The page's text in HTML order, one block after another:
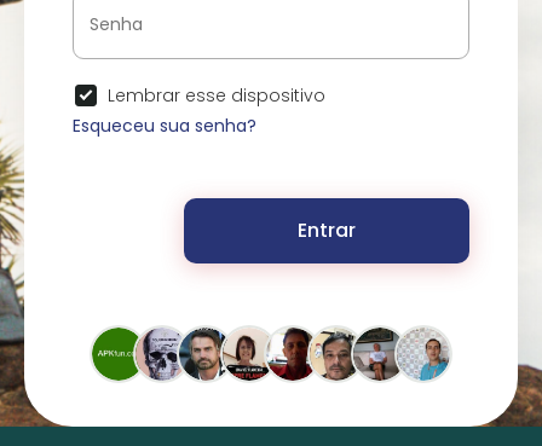
Lembrar esse dispositivo
Esqueceu sua senha?
Entrar